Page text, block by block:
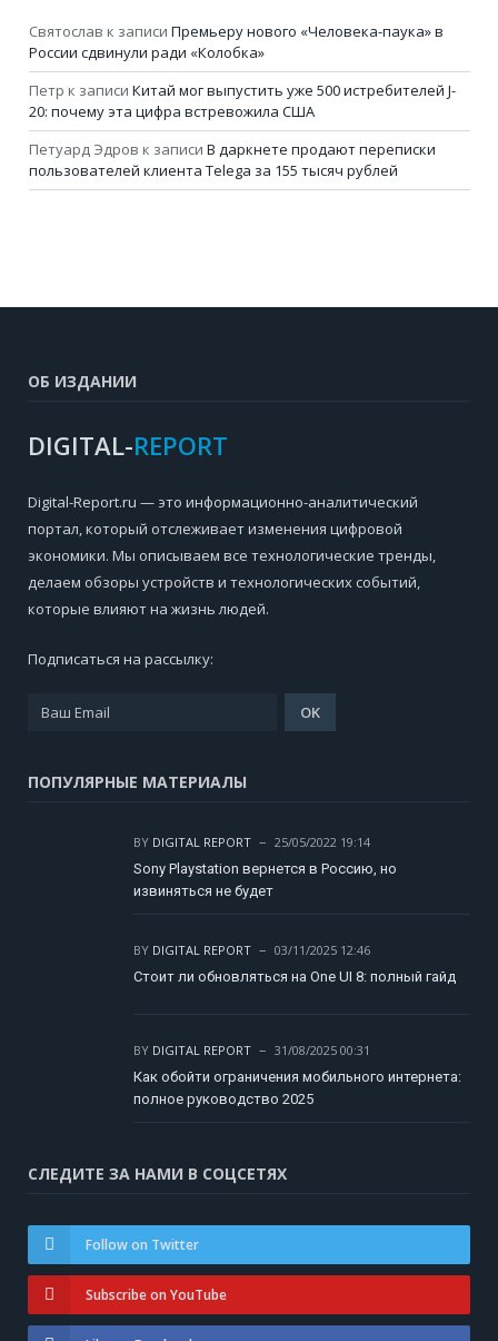
Святослав к записи Премьеру нового «Человека-паука» в
России сдвинули ради «Колобка»
Петр к записи Китай мог выпустить уже 500 истребителей J-
20: почему эта цифра встревожила США
Петуард Эдров к записи В даркнете продают переписки
пользователей клиента Telega за 155 тысяч рублей
ОБ ИЗДАНИИ
DIGITAL-REPORT
Digital-Report.ru — это информационно-аналитический
портал, который отслеживает изменения цифровой
экономики. Мы описываем все технологические тренды,
делаем обзоры устройств и технологических событий,
которые влияют на жизнь людей.
Подписаться на рассылку:
ПОПУЛЯРНЫЕ МАТЕРИАЛЫ
BY DIGITAL REPORT
25/05/2022 19:14
Sony Playstation вернется в Россию, но
извиняться не будет
BY DIGITAL REPORT
03/11/2025 12:46
Стоит ли обновляться на One UI 8: полный гайд
BY DIGITAL REPORT
31/08/2025 00:31
Как обойти ограничения мобильного интернета:
полное руководство 2025
СЛЕДИТЕ ЗА НАМИ В СОЦСЕТЯХ
Follow on Twitter
Subscribe on YouTube